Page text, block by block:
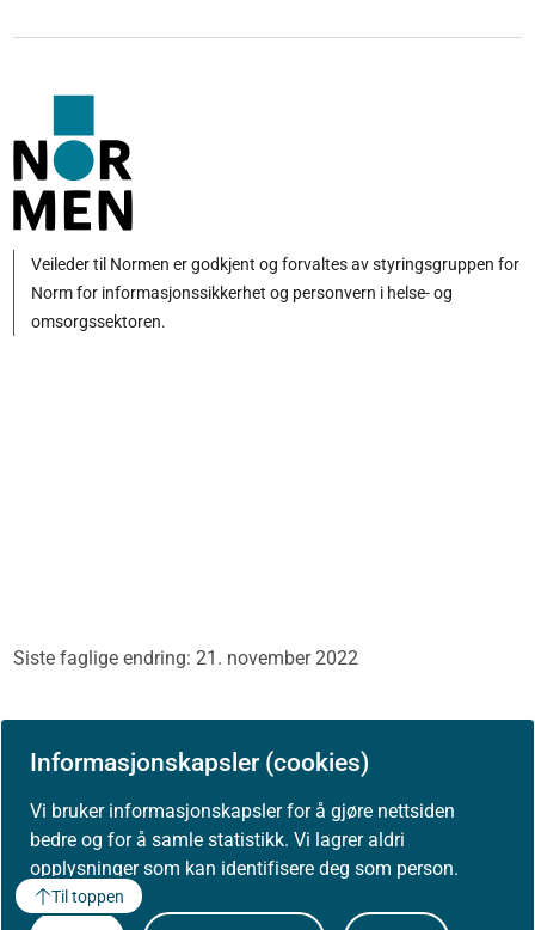
Informasjonskapsler (cookies)
Vi bruker informasjonskapsler for å gjøre nettsiden
bedre og for å samle statistikk. Vi lagrer aldri
opplysninger som kan identifisere deg som person.
Veileder til Normen er godkjent og forvaltes av styringsgruppen for
Norm for informasjonssikkerhet og personvern i helse- og
omsorgssektoren.
Siste faglige endring: 21. november 2022
Skriv ut / lag PDF
Til toppen